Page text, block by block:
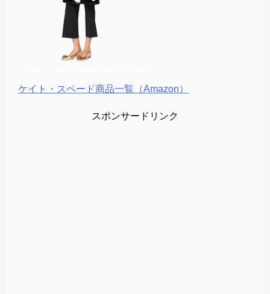
ケイト・スペード商品一覧（Amazon）
スポンサードリンク